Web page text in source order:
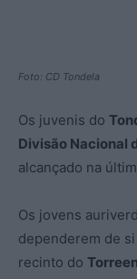
Foto: CD Tondela
Os juvenis do
Divisão Nacional
alcançado na
Os jovens
dependerem de
recinto do